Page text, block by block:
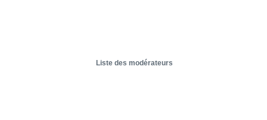
Liste des modérateurs